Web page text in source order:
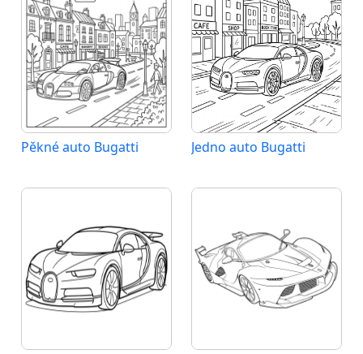
Pěkné auto Bugatti Jedno auto Bugatti